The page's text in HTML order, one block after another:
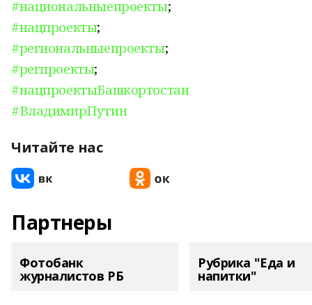
#национальныепроекты;
#нацпроекты;
#региональныепроекты;
#регпроекты;
#нацпроектыБашкортостан
#ВладимирПутин
Читайте нас
Партнеры
Фотобанк
журналистов РБ
Рубрика "Еда и
напитки"